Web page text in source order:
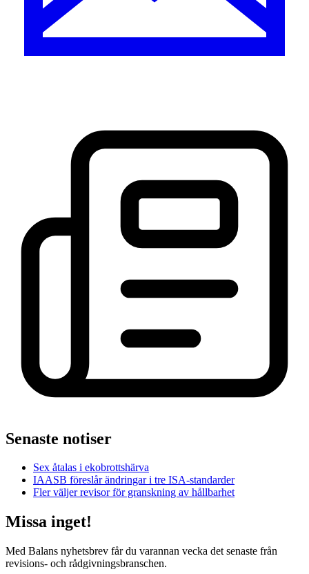
Senaste notiser
Sex åtalas i ekobrottshärva
IAASB föreslår ändringar i tre ISA-standarder
Fler väljer revisor för granskning av hållbarhet
Missa inget!
Med Balans nyhetsbrev får du varannan vecka det senaste från
revisions- och rådgivningsbranschen.